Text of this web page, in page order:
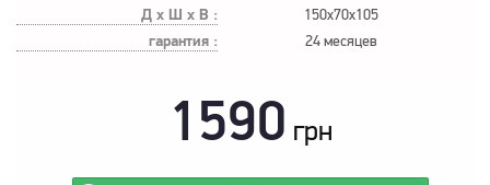
Д х Ш х В : 150x70x105
гарантия : 24 месяцев
1590 грн